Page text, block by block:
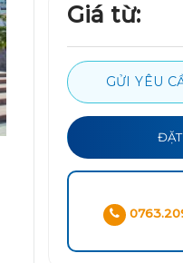
Giá từ:
GỬI YÊU